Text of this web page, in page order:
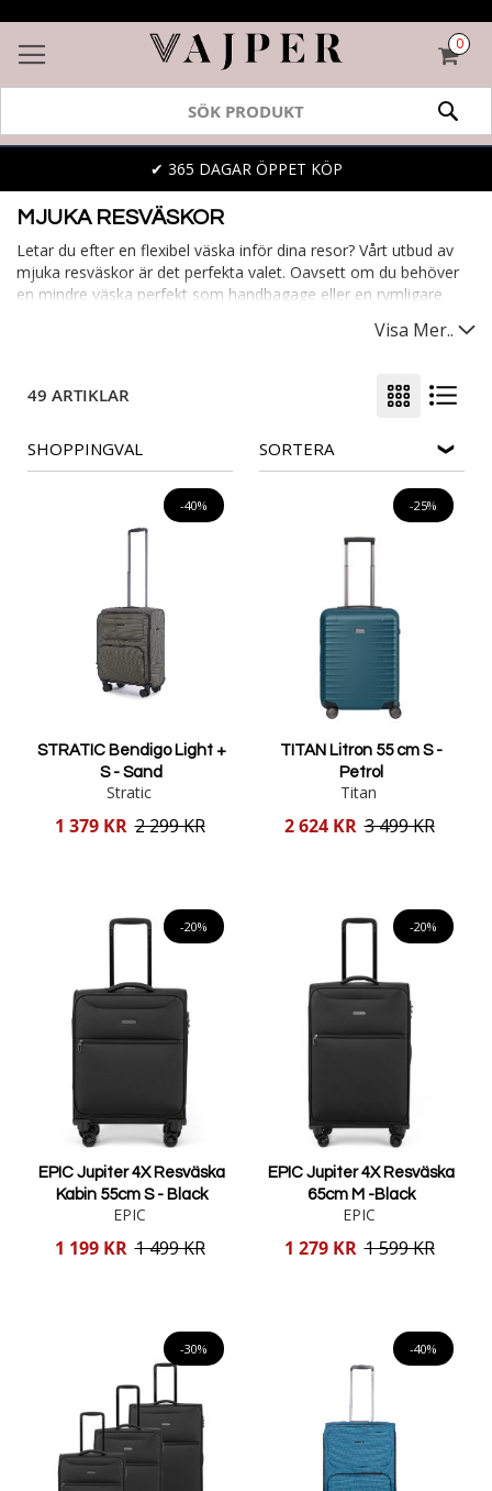
0
✔ 365 DAGAR ÖPPET KÖP
MJUKA RESVÄSKOR
Letar du efter en flexibel väska inför dina resor? Vårt utbud av
mjuka resväskor är det perfekta valet. Oavsett om du behöver
en mindre väska perfekt som handbagage eller en rymligare
väskor kombinerar hållbarhet med en lätt vikt och erbjuder ofta
Upptäck våra mjuka resväskor med hjul. Starta ditt nästa
äventyr med rätt bagage!
Visa Mer..
49 ARTIKLAR
SHOPPINGVAL SORTERA
-40%
STRATIC Bendigo Light +
S - Sand
Stratic
Reducerat
1 379 KR 2 299 KR
-25%
TITAN Litron 55 cm S -
Petrol
Titan
Reducerat
2 624 KR 3 499 KR
-20%
EPIC Jupiter 4X Resväska
Kabin 55cm S - Black
EPIC
Reducerat
1 199 KR 1 499 KR
-20%
EPIC Jupiter 4X Resväska
65cm M -Black
EPIC
Reducerat
1 279 KR 1 599 KR
-30% -40%